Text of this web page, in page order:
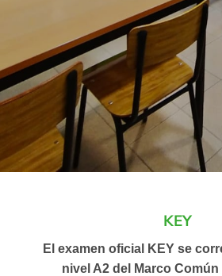
KEY
El examen oficial KEY se
nivel A2 del Marco